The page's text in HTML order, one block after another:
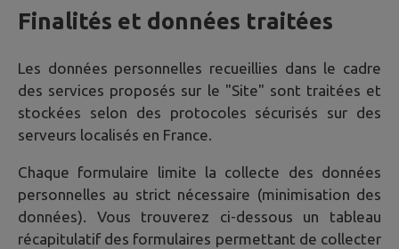
Finalités et données traitées
Les données personnelles recueillies dans le cadre
des services proposés sur le "Site" sont traitées et
stockées selon des protocoles sécurisés sur des
serveurs localisés en France.
Chaque formulaire limite la collecte des données
personnelles au strict nécessaire (minimisation des
données). Vous trouverez ci-dessous un tableau
récapitulatif des formulaires permettant de collecter